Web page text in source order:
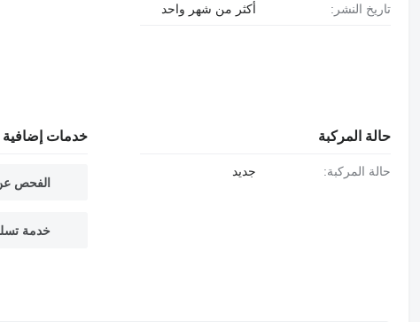
تاريخ النشر: أكثر من شهر واحد
حالة المركبة
حالة المركبة: جديد
خدمات إضافية
الفحص
خدمة